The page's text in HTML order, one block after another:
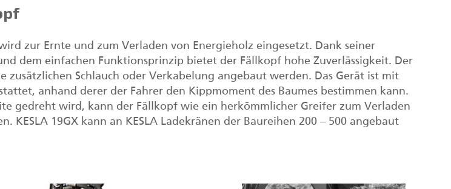
zur Ernte und zum Verladen von Energieholz eingesetzt. Dank seiner
dem einfachen Funktionsprinzip bietet der Fällkopf hohe Zuverlässigkeit. Der
zusätzlichen Schlauch oder Verkabelung angebaut werden. Das Gerät ist mit
anhand derer der Fahrer den Kippmoment des Baumes bestimmen kann.
gedreht wird, kann der Fällkopf wie ein herkömmlicher Greifer zum Verladen
KESLA 19GX kann an KESLA Ladekränen der Baureihen 200 – 500 angebaut